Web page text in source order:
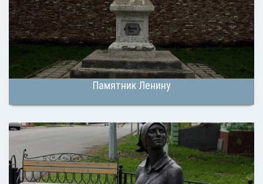
Памятник Ленину